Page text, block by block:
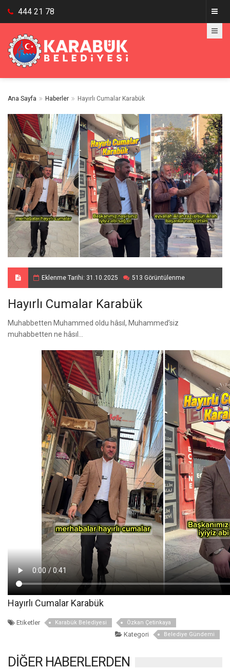
444 21 78
Ana Sayfa Haberler Hayırlı Cumalar Karabük
Eklenme Tarihi: 31.10.2025 513 Görüntülenme
Hayırlı Cumalar Karabük
Muhabbetten Muhammed oldu hâsıl, Muhammed’siz
muhabbetten ne hâsıl…
Hayırlı Cumalar Karabük
Etiketler Karabük Belediyesi Özkan Çetinkaya
Kategori Belediye Gündemi
DİĞER HABERLERDEN